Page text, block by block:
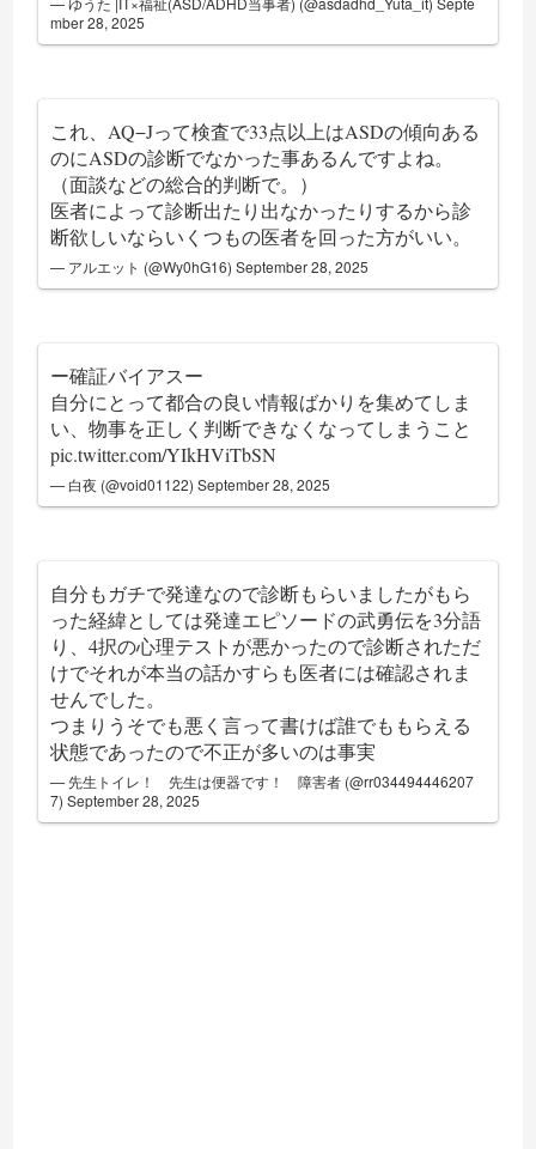
mber 28, 2025
これ、AQ−Jって検査で33点以上はASDの傾向ある
のにASDの診断でなかった事あるんですよね。
（面談などの総合的判断で。）
医者によって診断出たり出なかったりするから診
断欲しいならいくつもの医者を回った方がいい。
— アルエット (@Wy0hG16)September 28, 2025
ー確証バイアスー
自分にとって都合の良い情報ばかりを集めてしま
い、物事を正しく判断できなくなってしまうこと
pic.twitter.com/YIkHViTbSN
— 白夜 (@void01122)September 28, 2025
自分もガチで発達なので診断もらいましたがもら
った経緯としては発達エピソードの武勇伝を3分語
り、4択の心理テストが悪かったので診断されただ
けでそれが本当の話かすらも医者には確認されま
せんでした。
つまりうそでも悪く言って書けば誰でももらえる
状態であったので不正が多いのは事実
— 先生トイレ！ 先生は便器です！ 障害者 (@rr034494446207
7)September 28, 2025